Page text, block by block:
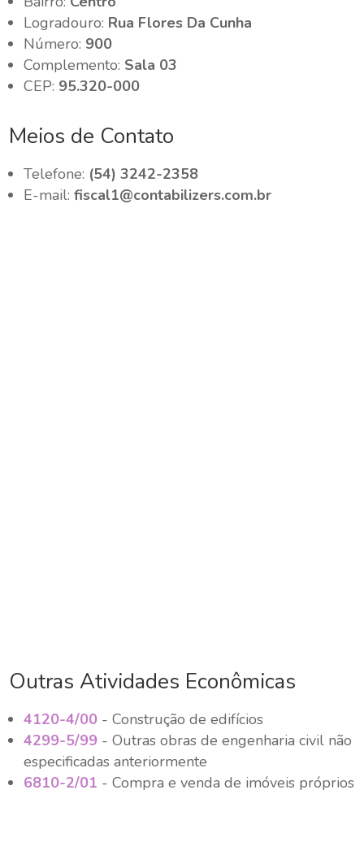
Logradouro: Rua Flores Da Cunha
Número: 900
Complemento: Sala 03
CEP: 95.320-000
Meios de Contato
Telefone: (54) 3242-2358
E-mail:fiscal1@contabilizers.com.br
Outras Atividades Econômicas
4120-4/00 - Construção de edifícios
4299-5/99 - Outras obras de engenharia civil não
especificadas anteriormente
6810-2/01 - Compra e venda de imóveis próprios